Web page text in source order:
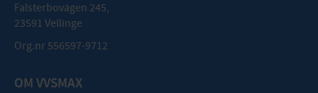
Falsterbovägen 245,
23591 Vellinge
Org.nr 556597-9712
OM VVSMAX